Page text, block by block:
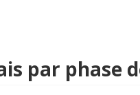
par phase